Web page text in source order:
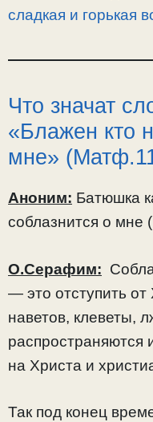
сладкая и горькая
Что значат
«Блажен кто
мне»
Аноним: Батюшка
соблазнится о мне
О.Серафим:
— это отступить
наветов, клеветы,
распространяются
на Христа и
Так под конец